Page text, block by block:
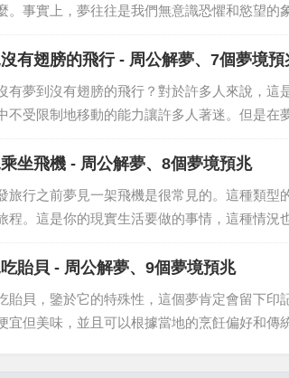
。事實上，夢往往是我們無意識恐懼和慾望的
資訊，分析我們的夢都是一種積極的體驗，因
夕夜一個特別有意義的夢是耶誕節假期或...
有翅膀的飛行 - 周公解夢、7個夢境預
有夢到沒有翅膀的飛行？對於許多人來說，這
不受限制地移動的能力讓許多人著迷。但是在
一個隨機的夢，還是背後有更深的含義？讓我
和最迷人的體驗之一。許多人都夢到這種...
坐飛機 - 周公解夢、8個夢境預兆
旅行之前夢見一架飛機是很常見的。這種類型
程。這是你的現實生活要做的事情，這種情況
何計劃旅行的飛機時，它通常會在你的個人生
機是讓我們比他們在歷史上暫時發明的更安...
夢見吃貽貝 - 周公解夢、9個夢境預兆
貽貝，鑒於它的特殊性，這個夢肯定會留下印
宜但美味，並且可以根據當地的烹飪偏好和傳